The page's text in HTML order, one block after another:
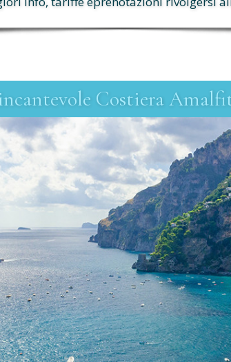
Costiera